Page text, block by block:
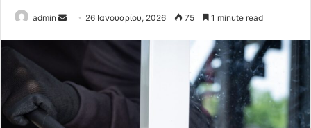
admin
Send 26 Ιανουαρίου, 2026 75 1 minute read